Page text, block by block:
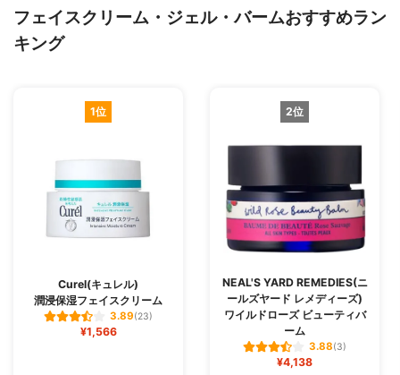
フェイスクリーム・ジェル・バームおすすめラン
キング
1位
Curel(キュレル)
潤浸保湿フェイスクリーム
3.89(23)
¥1,566
2位
NEAL'S YARD REMEDIES(ニ
ールズヤード レメディーズ)
ワイルドローズ ビューティバ
ーム
3.88(3)
¥4,138